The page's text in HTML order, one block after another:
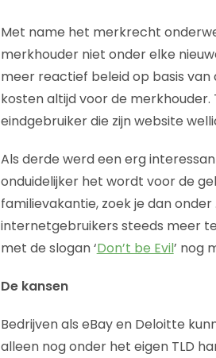
Met name het merkrecht
merkhouder niet onder elke
meer reactief beleid op basis van
kosten altijd voor de merkhouder.
eindgebruiker die zijn website
Als derde werd een erg
onduidelijker het wordt voor de
familievakantie, zoek je dan
internetgebruikers steeds meer
met de slogan ‘Don’t be Evil’ nog
De kansen
Bedrijven als eBay en Deloitte
alleen nog onder het eigen TLD